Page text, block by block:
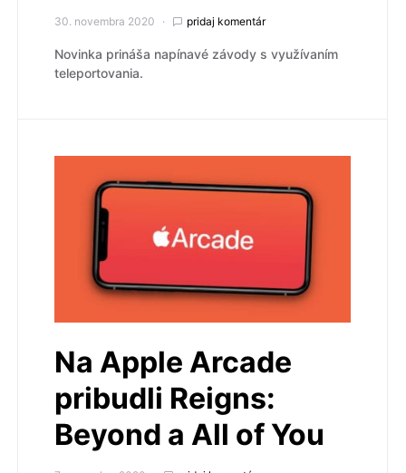
30. novembra 2020 pridaj komentár
Novinka prináša napínavé závody s využívaním
teleportovania.
Na Apple Arcade
pribudli Reigns:
Beyond a All of You